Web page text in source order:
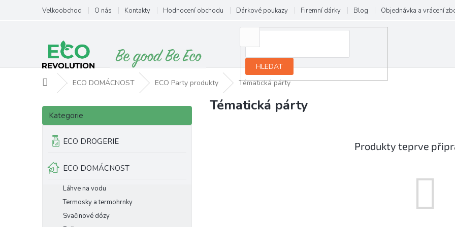
obsah
Velkoobchod O nás Kontakty Hodnocení obchodu Dárkové poukazy Firemní dárky Blog Objednávka a vrácení
HLEDAT
Domů ECO DOMÁCNOST ECO Party produkty Tématická párty
P
s
n
Přeskočit
kategorie
Kategorie
ECO DROGERIE
ECO DOMÁCNOST
Láhve na vodu
Termosky a termohrnky
Svačinové dózy
Tématická párty
Produkty teprve